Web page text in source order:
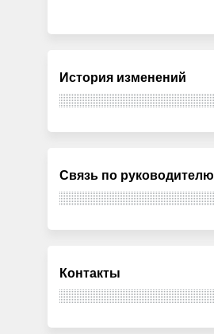
История изменений
Связь по руководителю
Контакты